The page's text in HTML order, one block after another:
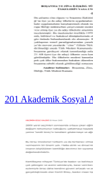
201 Akademik Sosyal